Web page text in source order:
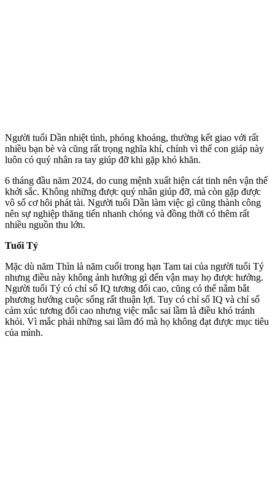
Người tuổi Dần nhiệt tình, phóng khoáng, thường kết giao với rất
nhiều bạn bè và cũng rất trọng nghĩa khí, chính vì thế con giáp này
luôn có quý nhân ra tay giúp đỡ khi gặp khó khăn.
6 tháng đầu năm 2024, do cung mệnh xuất hiện cát tinh nên vận thế
khởi sắc. Không những được quý nhân giúp đỡ, mà còn gặp được
vô số cơ hôi phát tài. Người tuổi Dần làm việc gì cũng thành công
nên sự nghiệp thăng tiến nhanh chóng và đồng thời có thêm rất
nhiều nguồn thu lớn.
Tuổi Tý
Mặc dù năm Thìn là năm cuối trong hạn Tam tai của người tuổi Tý
nhưng điều này không ảnh hưởng gì đến vận may họ được hưởng.
Người tuổi Tý có chỉ số IQ tương đối cao, cũng có thể nắm bắt
phương hướng cuộc sống rất thuận lợi. Tuy có chỉ số IQ và chỉ số
cảm xúc tương đối cao nhưng việc mắc sai lầm là điều khó tránh
khỏi. Vì mắc phải những sai lầm đó mà họ không đạt được mục tiêu
của mình.